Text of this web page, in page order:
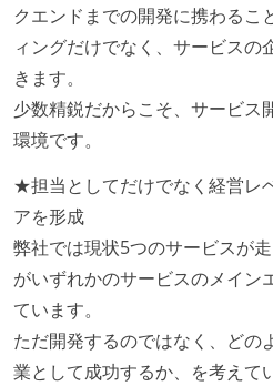
クエンドまでの開発に携わるこ
ィングだけでなく、サービスの
きます。
少数精鋭だからこそ、サービス
環境です。
★担当としてだけでなく経営レ
アを形成
弊社では現状5つのサービスが
がいずれかのサービスのメイン
ています。
ただ開発するのではなく、どの
業として成功するか、を考えて